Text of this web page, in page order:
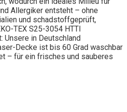
Allergiker entsteht – ohne
und schadstoffgeprüft,
TEX S25-3054 HTTI
Unsere in Deutschland
Decke ist bis 60 Grad waschbar
– für ein frisches und sauberes